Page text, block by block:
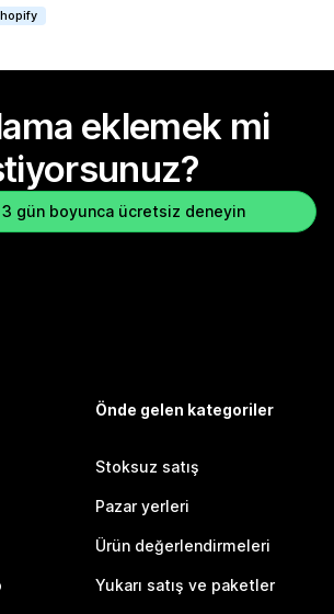
eklemek mi
3 gün boyunca ücretsiz deneyin
Önde gelen kategoriler
Stoksuz satış
Pazar yerleri
Ürün değerlendirmeleri
Yukarı satış ve paketler